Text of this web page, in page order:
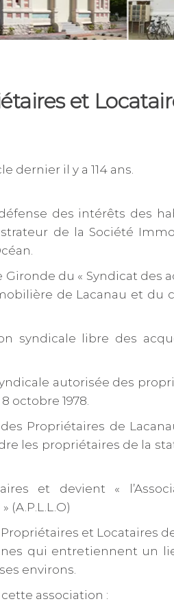
et
dernier il y a 114 ans.
des intérêts des
de la Société
Gironde du « Syndicat des
de Lacanau et du
syndicale libre des
autorisée des
octobre 1978.
Propriétaires de
les propriétaires de la
et devient «
(A.P.L.L.O)
Propriétaires et Locataires
qui entretiennent un
environs.
association :